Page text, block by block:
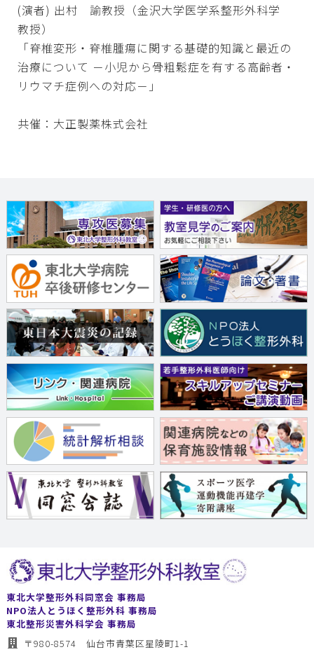
(演者) 出村 諭教授（金沢大学医学系整形外科学
教授）
「脊椎変形・脊椎腫瘍に関する基礎的知識と最近の
治療について －小児から骨粗鬆症を有する高齢者・
リウマチ症例への対応－」
共催：大正製薬株式会社
東北大学整形外科同窓会 事務局
NPO法人とうほく整形外科 事務局
東北整形災害外科学会 事務局
〒980-8574 仙台市青葉区星陵町1-1